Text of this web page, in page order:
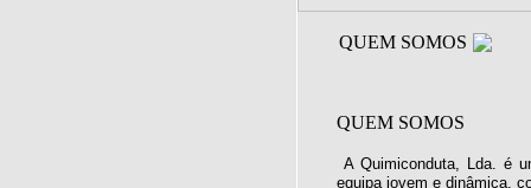
QUEM SOMOS
QUEM SOMOS
A Quimiconduta, Lda. é
equipa jovem e dinâmica,